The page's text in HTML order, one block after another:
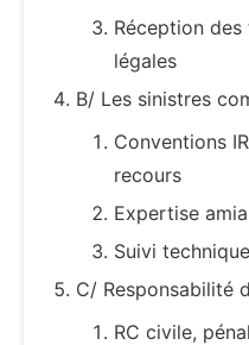
Réception
légales
B/ Les sinistres
Conventions
recours
Expertise
Suivi
C/ Responsabilité
RC civile,